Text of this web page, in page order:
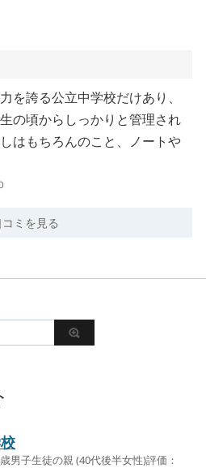
を誇る公立中学校だけあり、
の頃からしっかりと管理され
はもちろんのこと、ノートや
コミを見る
男子生徒の親 (40代後半女性)評価：